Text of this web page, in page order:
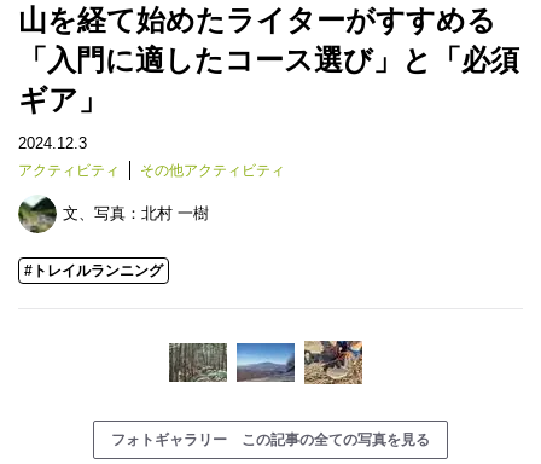
山を経て始めたライターがすすめる
「入門に適したコース選び」と「必須
ギア」
2024.12.3
アクティビティ その他アクティビティ
文、写真： 北村 一樹
#トレイルランニング
フォトギャラリー この記事の全ての写真を見る